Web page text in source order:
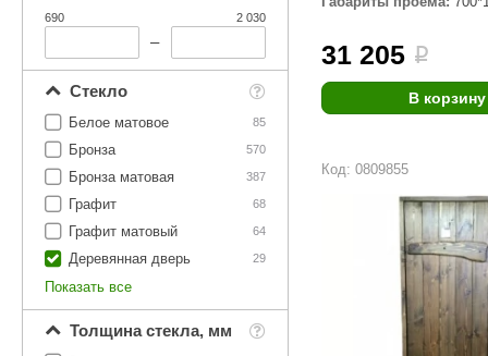
Акции и скидки
Этна
Tikkurila Elcon
TABA MAGNUM
Termomuros
Finn icon Размахайка
690
–
2 030
Стекло
85
Белое матовое
570
Бронза
387
Бронза матовая
68
Графит
64
Графит матовый
29
Деревянная дверь
Показать все
Толщина стекла, мм
31 205 i
В корзину
Код: 0809855